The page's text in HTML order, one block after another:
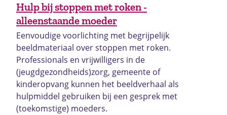
Hulp bij stoppen met roken -
alleenstaande moeder
Eenvoudige voorlichting met begrijpelijk
beeldmateriaal over stoppen met roken.
Professionals en vrijwilligers in de
(jeugdgezondheids)zorg, gemeente of
kinderopvang kunnen het beeldverhaal als
hulpmiddel gebruiken bij een gesprek met
(toekomstige) moeders.